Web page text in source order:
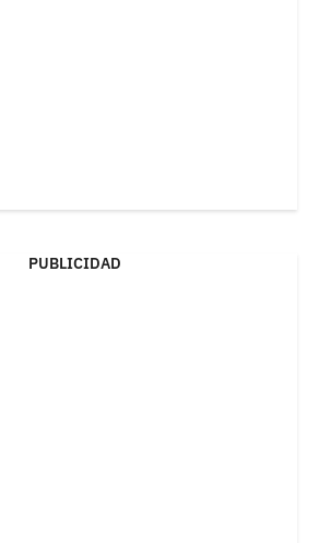
PUBLICIDAD